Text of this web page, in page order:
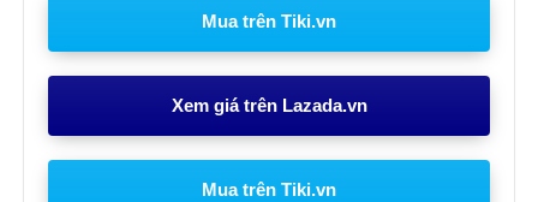
Mua trên Tiki.vn
Xem giá trên Lazada.vn
Mua trên Tiki.vn